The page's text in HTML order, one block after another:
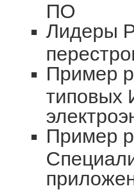
ПО
Лидеры
Пример
типовых
Пример